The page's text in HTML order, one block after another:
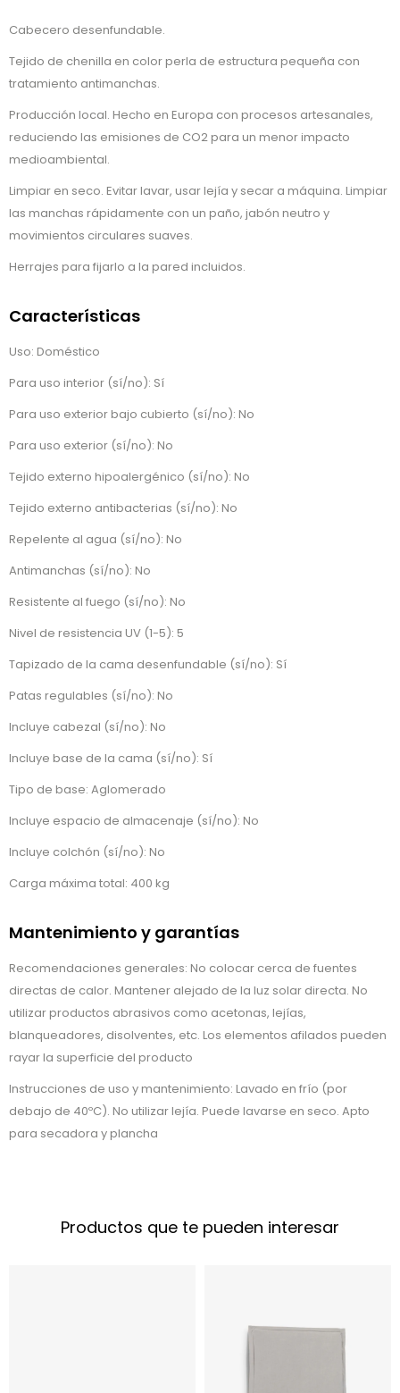
Cabecero desenfundable.
Tejido de chenilla en color perla de estructura pequeña con
tratamiento antimanchas.
Producción local. Hecho en Europa con procesos artesanales,
reduciendo las emisiones de CO2 para un menor impacto
medioambiental.
Limpiar en seco. Evitar lavar, usar lejía y secar a máquina. Limpiar
las manchas rápidamente con un paño, jabón neutro y
movimientos circulares suaves.
Herrajes para fijarlo a la pared incluidos.
Características
Uso: Doméstico
Para uso interior (sí/no): Sí
Para uso exterior bajo cubierto (sí/no): No
Para uso exterior (sí/no): No
Tejido externo hipoalergénico (sí/no): No
Tejido externo antibacterias (sí/no): No
Repelente al agua (sí/no): No
Antimanchas (sí/no): No
Resistente al fuego (sí/no): No
Nivel de resistencia UV (1-5): 5
Tapizado de la cama desenfundable (sí/no): Sí
Patas regulables (sí/no): No
Incluye cabezal (sí/no): No
Incluye base de la cama (sí/no): Sí
Tipo de base: Aglomerado
Incluye espacio de almacenaje (sí/no): No
Incluye colchón (sí/no): No
Carga máxima total: 400 kg
Mantenimiento y garantías
Recomendaciones generales: No colocar cerca de fuentes
directas de calor. Mantener alejado de la luz solar directa. No
utilizar productos abrasivos como acetonas, lejías,
blanqueadores, disolventes, etc. Los elementos afilados pueden
rayar la superficie del producto
Instrucciones de uso y mantenimiento: Lavado en frío (por
debajo de 40ºC). No utilizar lejía. Puede lavarse en seco. Apto
para secadora y plancha
Productos que te pueden interesar